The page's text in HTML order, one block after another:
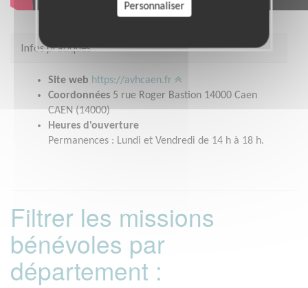
Infos pratiques
Site web https://avhcaen.fr
Coordonnées 5 rue Roger Bastion 14000 Caen
CAEN (14000)
Heures d'ouverture
Permanences : Lundi et Vendredi de 14 h à 18 h.
Filtrer les missions
bénévoles par
département :
Personnaliser